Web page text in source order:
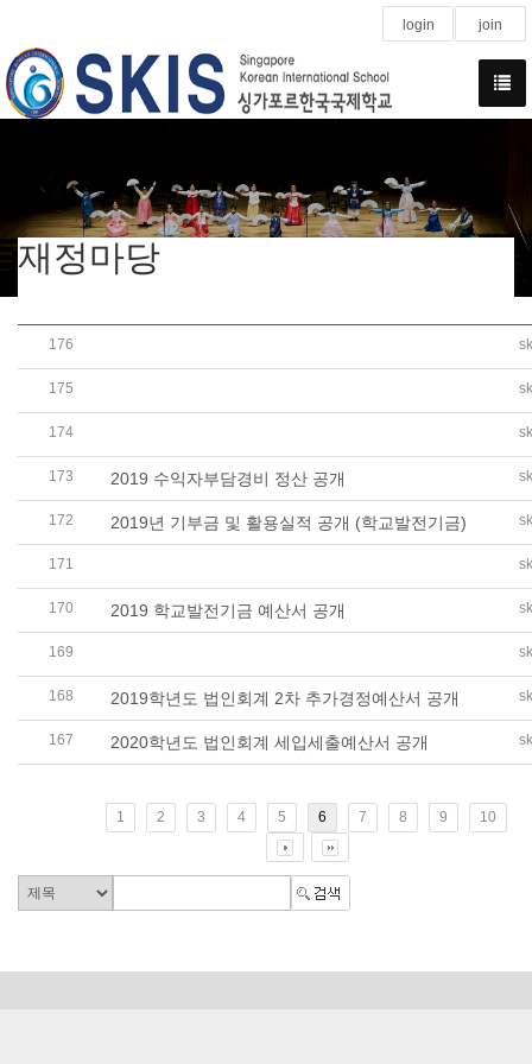
login join
재정마당
176 2020 정기총회 안내 자료(2019 결산 및 2020 예산 보고)
175 2020학년도 제1차 추가경정예산서 공개(학교회계, 법인
174
173 2019 수익자부담경비 정산 공개
172 2019년 기부금 및 활용실적 공개 (학교발전기금)
171 2019학년도 싱가포르한국국제학교 발전기금 결산 보고
170 2019 학교발전기금 예산서 공개
169
168 2019학년도 법인회계 2차 추가경정예산서 공개
167 2020학년도 법인회계 세입세출예산서 공개
1 2 3 4 5 6 7 8 9 10